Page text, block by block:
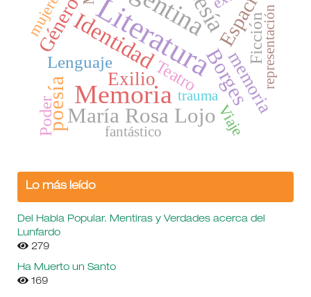
Literatura
Memoria
Identidad
María Rosa Lojo
Borges
poesía
Género Espacio
memoria
Exilio
Lenguaje
Poder
Teatro
Ficción
mujeres
Viaje
fantástico
trauma
representación
Lo más leído
Del Habla Popular. Mentiras y Verdades acerca del
Lunfardo
279
Ha Muerto un Santo
169